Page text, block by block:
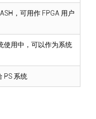
，可用作 FPGA 用户
使用中，可以作为系统
PS 系统